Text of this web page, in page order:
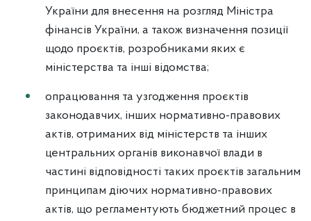
України для внесення на розгляд Міністра
фінансів України, а також визначення позиції
щодо проєктів, розробниками яких є
міністерства та інші відомства;
опрацювання та узгодження проєктів
законодавчих, інших нормативно-правових
актів, отриманих від міністерств та інших
центральних органів виконавчої влади в
частині відповідності таких проєктів загальним
принципам діючих нормативно-правових
актів, що регламентують бюджетний процес в